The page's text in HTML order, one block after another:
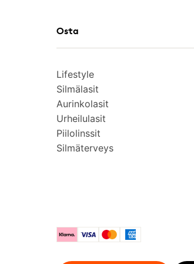
Osta
Lifestyle
Silmälasit
Aurinkolasit
Urheilulasit
Piilolinssit
Silmäterveys
KlarnaVisa MastercardAmerican Express